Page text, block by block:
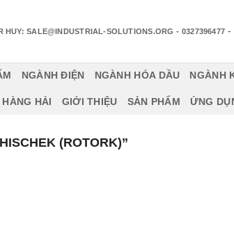
HUY: SALE@INDUSTRIAL-SOLUTIONS.ORG - 0327396477 -
NGÀNH ĐIỆN NGÀNH HÓA DẦU NGÀNH
HÀNG HẢI GIỚI THIỆU SẢN PHẨM ỨNG
(ROTORK)”